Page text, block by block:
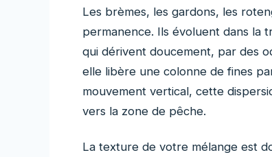
Les brèmes, les gardons, les
permanence. Ils évoluent dans la
qui dérivent doucement, par des
elle libère une colonne de fines
mouvement vertical, cette
vers la zone de pêche.
La texture de votre mélange est